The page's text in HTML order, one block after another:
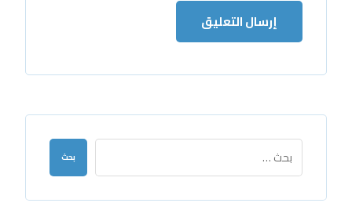
إرسال التعليق
بحث